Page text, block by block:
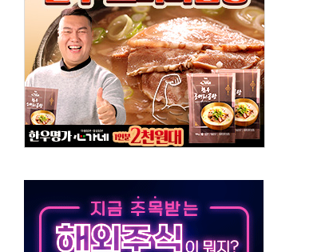
어·태양광주↑ VS 트레이드데스크·웬디스↓
끝까지 찾겠다"
'
집중 완화 전환점"
적 공급 확대·속도전 총력"
지 않아"
공…여의도 1.6배 규모